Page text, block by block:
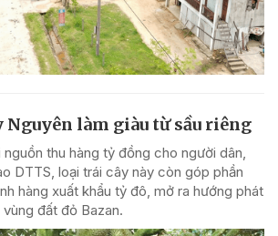
Nguyên làm giàu từ sầu riêng
thu hàng tỷ đồng cho người dân,
DTTS, loại trái cây này còn góp phần
hàng xuất khẩu tỷ đô, mở ra hướng phát
đất đỏ Bazan.